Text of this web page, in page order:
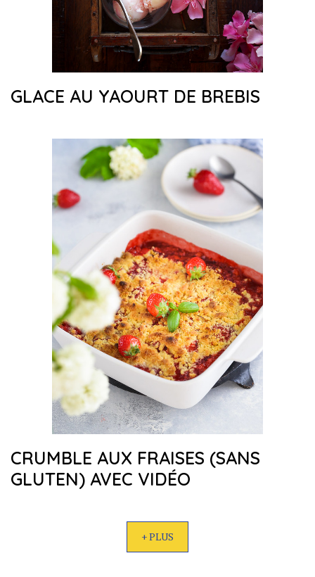
GLACE AU YAOURT DE BREBIS
CRUMBLE AUX FRAISES (SANS
GLUTEN) AVEC VIDÉO
+ PLUS